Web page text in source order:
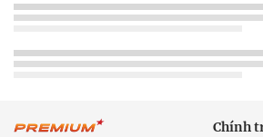
Chính